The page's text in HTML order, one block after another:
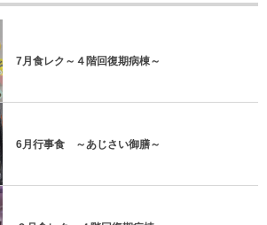
7月食レク～４階回復期病棟～
6月行事食 ～あじさい御膳～